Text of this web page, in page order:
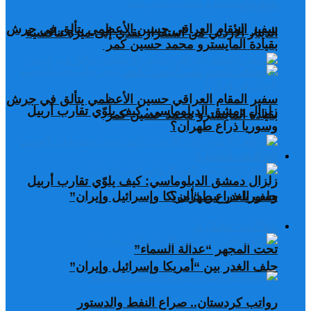
سفير المقام العراقي حسين الأعظمي يتألق في جرش
بقيادة المايسترو محمد حسين كمر
زلزال دمشق الدبلوماسي: كيف يلوّي تقارب أربيل
وسوريا ذراع طهران؟
حلف الغدر بين “أمريكا وإسرائيل وإيران”
تحت المجهر “عدالة السماء”
رواتب كردستان.. صراع النفط والدستور
الدينار الأردني من استقرار نقدي إلى ميزة تنافسية
سفير المقام العراقي حسين الأعظمي يتألق في جرش
بقيادة المايسترو محمد حسين كمر
زلزال دمشق الدبلوماسي: كيف يلوّي تقارب أربيل
وسوريا ذراع طهران؟
حلف الغدر بين “أمريكا وإسرائيل وإيران”